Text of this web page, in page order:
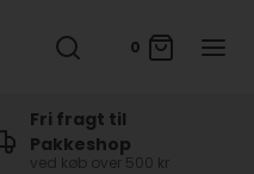
0
Fri fragt til
Pakkeshop
ved køb over 500 kr